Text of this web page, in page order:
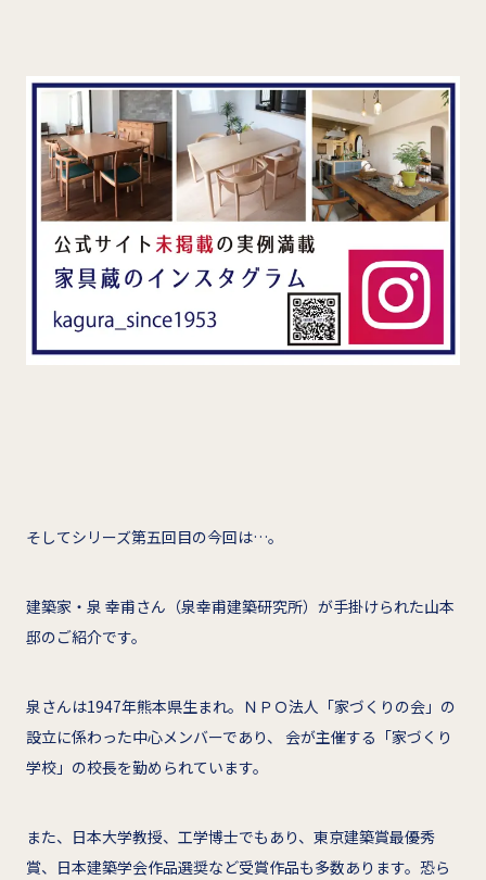
そしてシリーズ第五回目の今回は…。
建築家・泉 幸甫さん（泉幸甫建築研究所）が手掛けられた山本
邸のご紹介です。
泉さんは1947年熊本県生まれ。ＮＰＯ法人「家づくりの会」の
設立に係わった中心メンバーであり、 会が主催する「家づくり
学校」の校長を勤められています。
また、日本大学教授、工学博士でもあり、東京建築賞最優秀
賞、日本建築学会作品選奨など受賞作品も多数あります。恐ら